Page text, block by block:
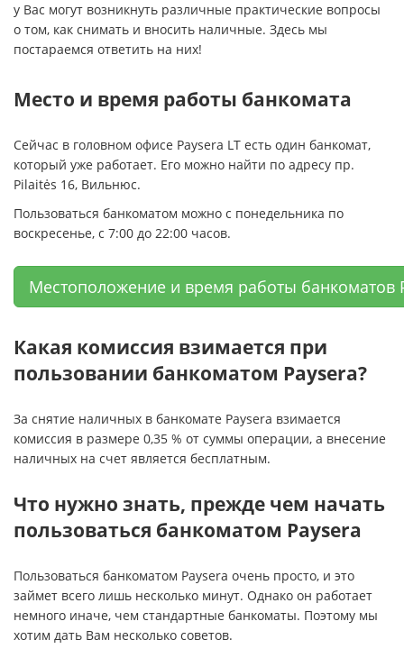
у Вас могут возникнуть различные практические вопросы
о том, как снимать и вносить наличные. Здесь мы
постараемся ответить на них!
Место и время работы банкомата
Сейчас в головном офисе Paysera LT есть один банкомат,
который уже работает. Его можно найти по адресу пр.
Pilaitės 16, Вильнюс.
Пользоваться банкоматом можно с понедельника по
воскресенье, с 7:00 до 22:00 часов.
Местоположение и время работы банкоматов
Какая комиссия взимается при
пользовании банкоматом Paysera?
За снятие наличных в банкомате Paysera взимается
комиссия в размере 0,35 % от суммы операции, а внесение
наличных на счет является бесплатным.
Что нужно знать, прежде чем начать
пользоваться банкоматом Paysera
Пользоваться банкоматом Paysera очень просто, и это
займет всего лишь несколько минут. Однако он работает
немного иначе, чем стандартные банкоматы. Поэтому мы
хотим дать Вам несколько советов.